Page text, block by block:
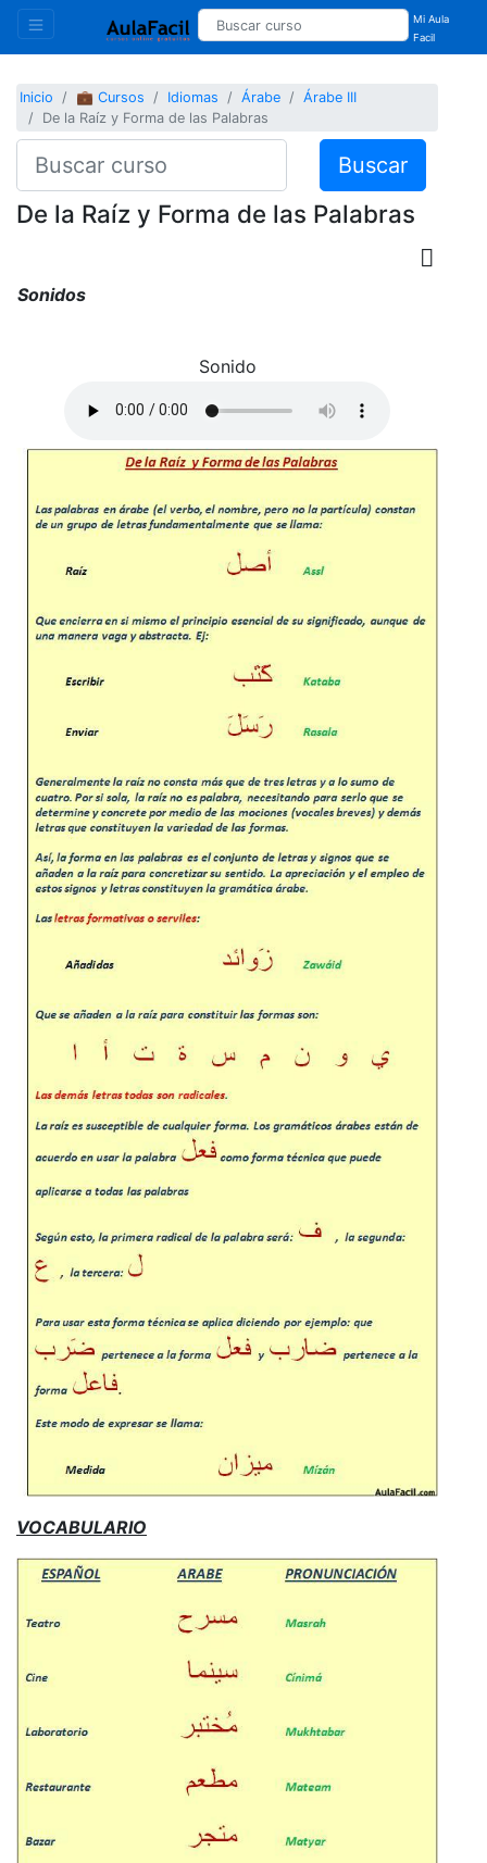
Mi Aula
Facil
Inicio 💼 Cursos Idiomas Árabe
Árabe III
De la Raíz y Forma de las Palabras
Buscar
De la Raíz y Forma de las Palabras
Sonidos
Sonido
VOCABULARIO